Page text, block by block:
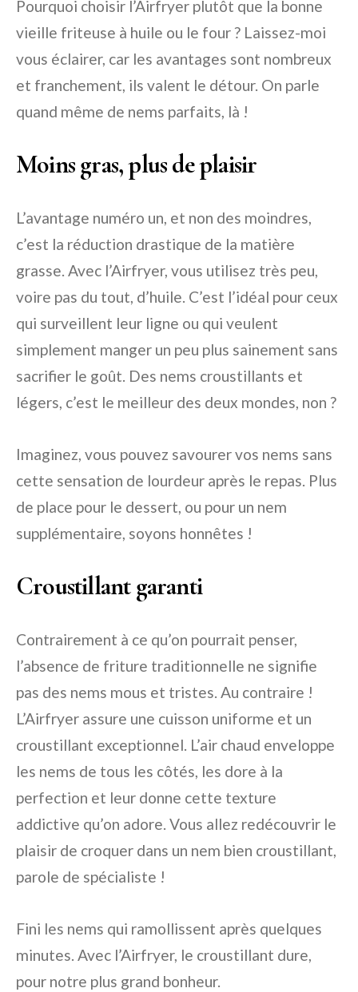
Pourquoi choisir l’Airfryer plutôt que la bonne
vieille friteuse à huile ou le four ? Laissez-moi
vous éclairer, car les avantages sont nombreux
et franchement, ils valent le détour. On parle
quand même de nems parfaits, là !
Moins gras, plus de plaisir
L’avantage numéro un, et non des moindres,
c’est la réduction drastique de la matière
grasse. Avec l’Airfryer, vous utilisez très peu,
voire pas du tout, d’huile. C’est l’idéal pour ceux
qui surveillent leur ligne ou qui veulent
simplement manger un peu plus sainement sans
sacrifier le goût. Des nems croustillants et
légers, c’est le meilleur des deux mondes, non ?
Imaginez, vous pouvez savourer vos nems sans
cette sensation de lourdeur après le repas. Plus
de place pour le dessert, ou pour un nem
supplémentaire, soyons honnêtes !
Croustillant garanti
Contrairement à ce qu’on pourrait penser,
l’absence de friture traditionnelle ne signifie
pas des nems mous et tristes. Au contraire !
L’Airfryer assure une cuisson uniforme et un
croustillant exceptionnel. L’air chaud enveloppe
les nems de tous les côtés, les dore à la
perfection et leur donne cette texture
addictive qu’on adore. Vous allez redécouvrir le
plaisir de croquer dans un nem bien croustillant,
parole de spécialiste !
Fini les nems qui ramollissent après quelques
minutes. Avec l’Airfryer, le croustillant dure,
pour notre plus grand bonheur.